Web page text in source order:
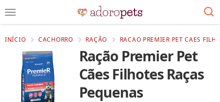
INÍCIO CACHORRO RAÇÃO RACAO PREMIER PET CAES
Ração Premier Pet
Cães Filhotes Raças
Pequenas